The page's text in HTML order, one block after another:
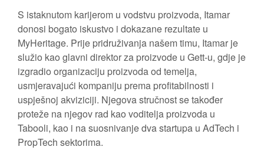
S istaknutom karijerom u vodstvu proizvoda, Itamar
donosi bogato iskustvo i dokazane rezultate u
MyHeritage. Prije pridruživanja našem timu, Itamar je
služio kao glavni direktor za proizvode u Gett-u, gdje je
izgradio organizaciju proizvoda od temelja,
usmjeravajući kompaniju prema profitabilnosti i
uspješnoj akviziciji. Njegova stručnost se također
proteže na njegov rad kao voditelja proizvoda u
Tabooli, kao i na suosnivanje dva startupa u AdTech i
PropTech sektorima.